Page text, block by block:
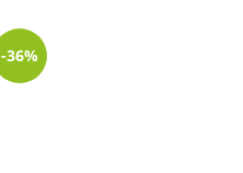
-36%